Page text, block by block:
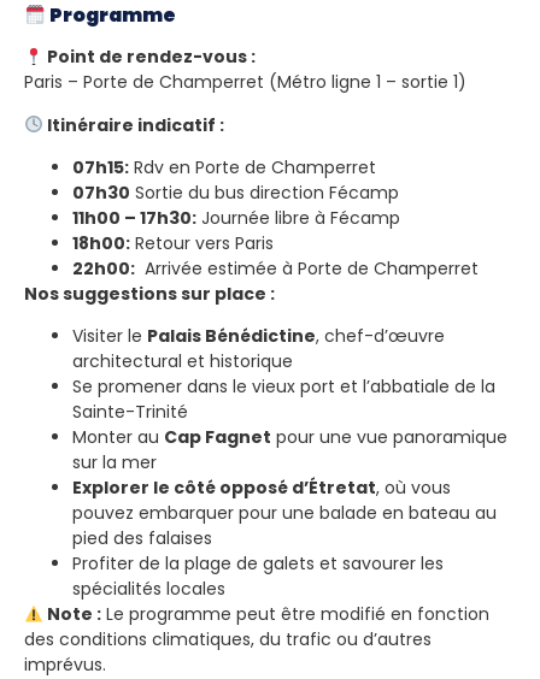
Programme
Point de rendez-vous :
Paris – Porte de Champerret (Métro ligne 1 – sortie 1)
Itinéraire indicatif :
07h15: Rdv en Porte de Champerret
07h30 Sortie du bus direction Fécamp
11h00 – 17h30: Journée libre à Fécamp
18h00: Retour vers Paris
22h00: Arrivée estimée à Porte de Champerret
Nos suggestions sur place :
Visiter le Palais Bénédictine, chef-d’œuvre
architectural et historique
Se promener dans le vieux port et l’abbatiale de la
Sainte-Trinité
Monter au Cap Fagnet pour une vue panoramique
sur la mer
Explorer le côté opposé d’Étretat, où vous
pouvez embarquer pour une balade en bateau au
pied des falaises
Profiter de la plage de galets et savourer les
spécialités locales
Note :Le programme peut être modifié en fonction
des conditions climatiques, du trafic ou d’autres
imprévus.